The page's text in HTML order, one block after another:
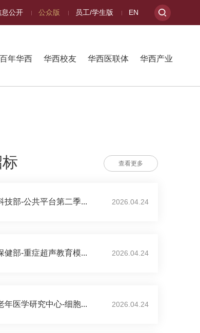
息公开 公众版 员工/学生版 EN
百年华西 华西校友 华西医联体 华西产业
查看更多
技部-公共平台第二季... 2026.04.24
健部-重症超声教育模... 2026.04.24
年医学研究中心-细胞... 2026.04.24